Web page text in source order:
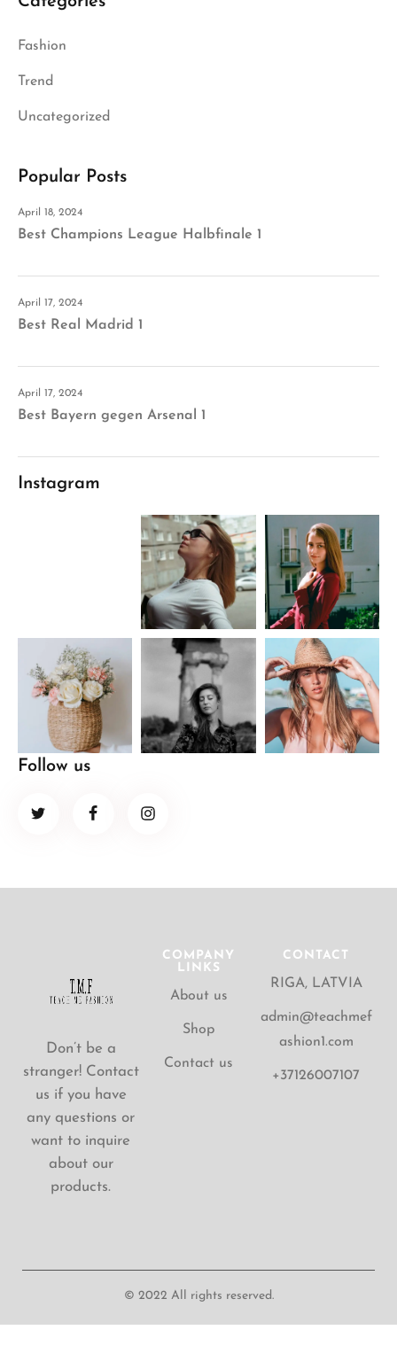
Fashion
Trend
Uncategorized
Popular Posts
April 18, 2024
Best Champions League Halbfinale 1
April 17, 2024
Best Real Madrid 1
April 17, 2024
Best Bayern gegen Arsenal 1
Instagram
Follow us
Don’t be a
stranger! Contact
us if you have
any questions or
want to inquire
about our
products.
COMPANY
LINKS
About us
Shop
Contact us
CONTACT
RIGA, LATVIA
admin@teachmef
ashion1.com
+37126007107
© 2022 All rights reserved.